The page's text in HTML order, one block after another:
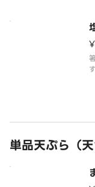
単品天ぷら（天